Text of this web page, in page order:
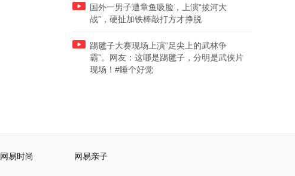
国外一男子遭章鱼吸脸，上演“拔河大
战”，硬扯加铁棒敲打方才挣脱
踢毽子大赛现场上演“足尖上的武林争
霸”。网友：这哪是踢毽子，分明是武侠片
现场！#睡个好觉
网易时尚 网易亲子